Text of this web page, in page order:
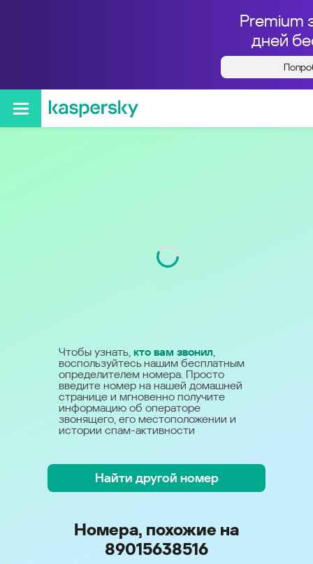
Premium
дней
Кто звонил с номера
+79015638516
Чтобы узнать, кто вам звонил,
воспользуйтесь нашим бесплатным
определителем номера. Просто
введите номер на нашей домашней
странице и мгновенно получите
информацию об операторе
звонящего, его местоположении и
истории спам-активности
Найти другой номер
Номера, похожие на
89015638516